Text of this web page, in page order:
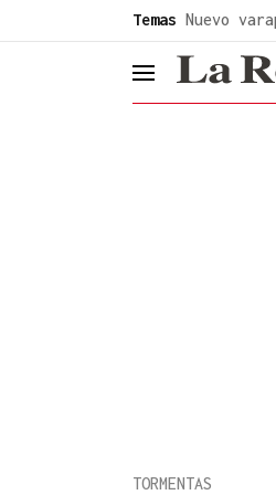
Temas Nuevo
header.menu.open
TORMENTAS